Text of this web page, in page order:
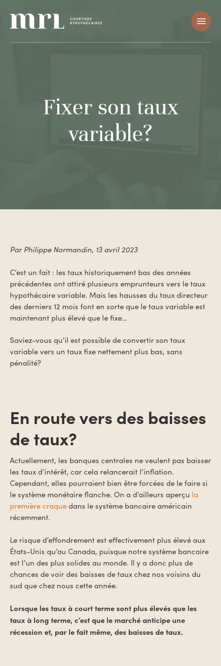
main
Menu
Fixer son taux
variable?
Par Philippe Normandin, 13 avril 2023
C’est un fait : les taux historiquement bas des années
précédentes ont attiré plusieurs emprunteurs vers le taux
hypothécaire variable. Mais les hausses du taux directeur
des derniers 12 mois font en sorte que le taux variable est
maintenant plus élevé que le fixe…
Saviez-vous qu’il est possible de convertir son taux
variable vers un taux fixe nettement plus bas, sans
pénalité?
En route vers des baisses
de taux?
Actuellement, les banques centrales ne veulent pas baisser
les taux d’intérêt, car cela relancerait l’inflation.
Cependant, elles pourraient bien être forcées de le faire si
le système monétaire flanche. On a d’ailleurs aperçu la
première craque dans le système bancaire américain
récemment.
Le risque d’effondrement est effectivement plus élevé aux
États-Unis qu’au Canada, puisque notre système bancaire
est l’un des plus solides au monde. Il y a donc plus de
chances de voir des baisses de taux chez nos voisins du
sud que chez nous cette année.
Lorsque les taux à court terme sont plus élevés que les
taux à long terme, c’est que le marché anticipe une
récession et, par le fait même, des baisses de taux.